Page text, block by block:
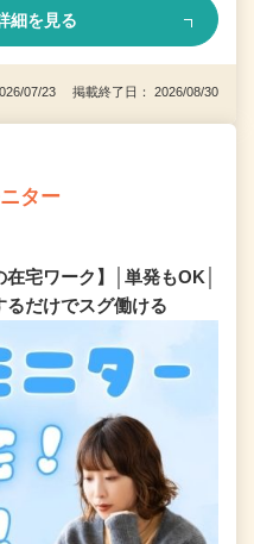
細を見る
07/23 掲載終了日： 2026/08/30
ター
宅ワーク】│単発もOK│
だけでスグ働ける